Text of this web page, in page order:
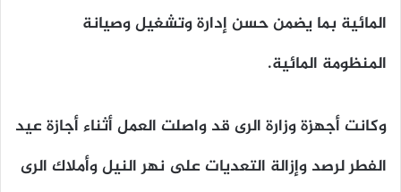
المائية بما يضمن حسن إدارة وتشغيل وصيانة
المنظومة المائية.
وكانت أجهزة وزارة الرى قد واصلت العمل أثناء أجازة عيد
الفطر لرصد وإزالة التعديات على نهر النيل وأملاك الرى